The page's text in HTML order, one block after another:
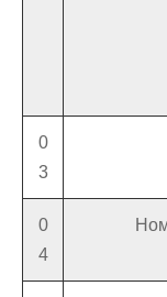
0
3
0
4